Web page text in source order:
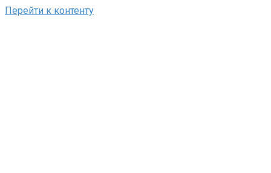
Перейти к контенту